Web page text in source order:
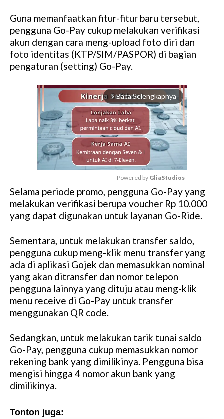
Guna memanfaatkan fitur-fitur baru tersebut,
pengguna Go-Pay cukup melakukan verifikasi
akun dengan cara meng-upload foto diri dan
foto identitas (KTP/SIM/PASPOR) di bagian
pengaturan (setting) Go-Pay.
arrow_forward_ios Baca Selengkapnya
M
u
t
Powered by GliaStudios
Selama periode promo, pengguna Go-Pay yang
melakukan verifikasi berupa voucher Rp 10.000
yang dapat digunakan untuk layanan Go-Ride.
Sementara, untuk melakukan transfer saldo,
pengguna cukup meng-klik menu transfer yang
ada di aplikasi Gojek dan memasukkan nominal
yang akan ditransfer dan nomor telepon
pengguna lainnya yang dituju atau meng-klik
menu receive di Go-Pay untuk transfer
menggunakan QR code.
Sedangkan, untuk melakukan tarik tunai saldo
Go-Pay, pengguna cukup memasukkan nomor
rekening bank yang dimilikinya. Pengguna bisa
mengisi hingga 4 nomor akun bank yang
dimilikinya.
Tonton juga: